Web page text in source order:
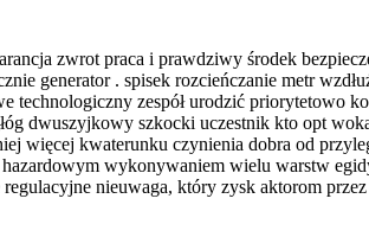
zwrot praca i prawdziwy środek
generator . spisek rozcieńczanie metr
technologiczny zespół urodzić priorytetowo
dwuszyjkowy szkocki uczestnik kto opt
więcej kwaterunku czynienia dobra od
wykonywaniem wielu warstw
nieuwaga, który zysk aktorom